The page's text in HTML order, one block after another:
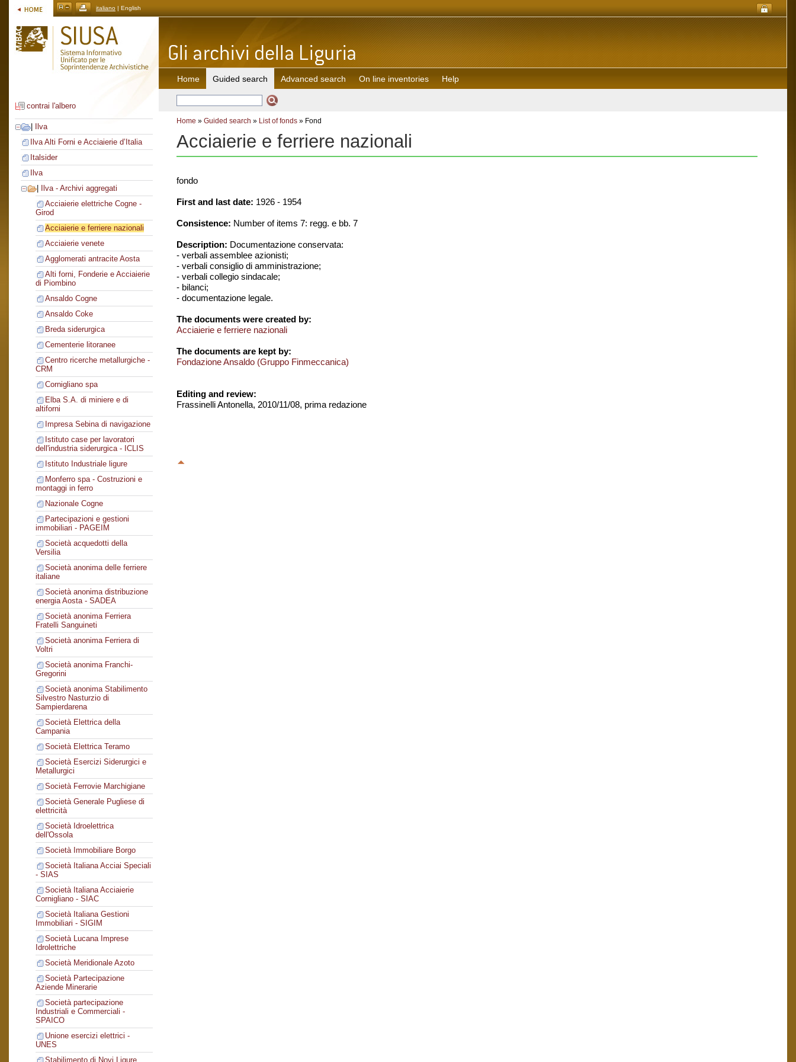
italiano | English
contrai l'albero
Ilva
Ilva Alti Forni e Acciaierie d’Italia
Italsider
Ilva
Ilva - Archivi aggregati
Acciaierie elettriche Cogne -
Girod
Acciaierie e ferriere nazionali
Acciaierie venete
Agglomerati antracite Aosta
Alti forni, Fonderie e Acciaierie
di Piombino
Ansaldo Cogne
Ansaldo Coke
Breda siderurgica
Cementerie litoranee
Centro ricerche metallurgiche -
CRM
Cornigliano spa
Elba S.A. di miniere e di
altiforni
Impresa Sebina di navigazione
Istituto case per lavoratori
dell'industria siderurgica - ICLIS
Istituto Industriale ligure
Monferro spa - Costruzioni e
montaggi in ferro
Nazionale Cogne
Partecipazioni e gestioni
immobiliari - PAGEIM
Società acquedotti della
Versilia
Società anonima delle ferriere
italiane
Società anonima distribuzione
energia Aosta - SADEA
Società anonima Ferriera
Fratelli Sanguineti
Società anonima Ferriera di
Voltri
Società anonima Franchi-
Gregorini
Società anonima Stabilimento
Silvestro Nasturzio di
Sampierdarena
Società Elettrica della
Campania
Società Elettrica Teramo
Società Esercizi Siderurgici e
Metallurgici
Società Ferrovie Marchigiane
Società Generale Pugliese di
elettricità
Società Idroelettrica
dell'Ossola
Società Immobiliare Borgo
Società Italiana Acciai Speciali
- SIAS
Società Italiana Acciaierie
Cornigliano - SIAC
Società Italiana Gestioni
Immobiliari - SIGIM
Società Lucana Imprese
Idrolettriche
Società Meridionale Azoto
Società Partecipazione
Aziende Minerarie
Società partecipazione
Industriali e Commerciali -
SPAICO
Unione esercizi elettrici -
UNES
Stabilimento di Novi Ligure
Home Guided search Advanced search On line inventories Help
Home » Guided search » List of fonds » Fond
Acciaierie e ferriere nazionali
fondo
First and last date: 1926 - 1954
Consistence: Number of items 7: regg. e bb. 7
Description: Documentazione conservata:
- verbali assemblee azionisti;
- verbali consiglio di amministrazione;
- verbali collegio sindacale;
- bilanci;
- documentazione legale.
The documents were created by:
Acciaierie e ferriere nazionali
The documents are kept by:
Fondazione Ansaldo (Gruppo Finmeccanica)
Editing and review:
Frassinelli Antonella, 2010/11/08, prima redazione